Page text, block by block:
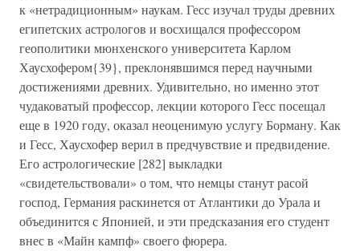
к «нетрадиционным» наукам. Гесс изучал труды древних
египетских астрологов и восхищался профессором
геополитики мюнхенского университета Карлом
Хаусхофером{39}, преклонявшимся перед научными
достижениями древних. Удивительно, но именно этот
чудаковатый профессор, лекции которого Гесс посещал
еще в 1920 году, оказал неоценимую услугу Борману. Как
и Гесс, Хаусхофер верил в предчувствие и предвидение.
Его астрологические [282] выкладки
«свидетельствовали» о том, что немцы станут расой
господ, Германия раскинется от Атлантики до Урала и
объединится с Японией, и эти предсказания его студент
внес в «Майн кампф» своего фюрера.